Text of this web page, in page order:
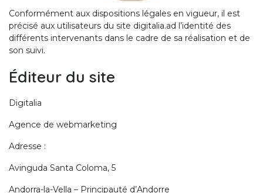
Conformément aux dispositions légales en vigueur, il est
précisé aux utilisateurs du site digitalia.ad l’identité des
différents intervenants dans le cadre de sa réalisation et de
son suivi.
Éditeur du site
Digitalia
Agence de webmarketing
Adresse :
Avinguda Santa Coloma, 5
Andorra-la-Vella – Principauté d’Andorre